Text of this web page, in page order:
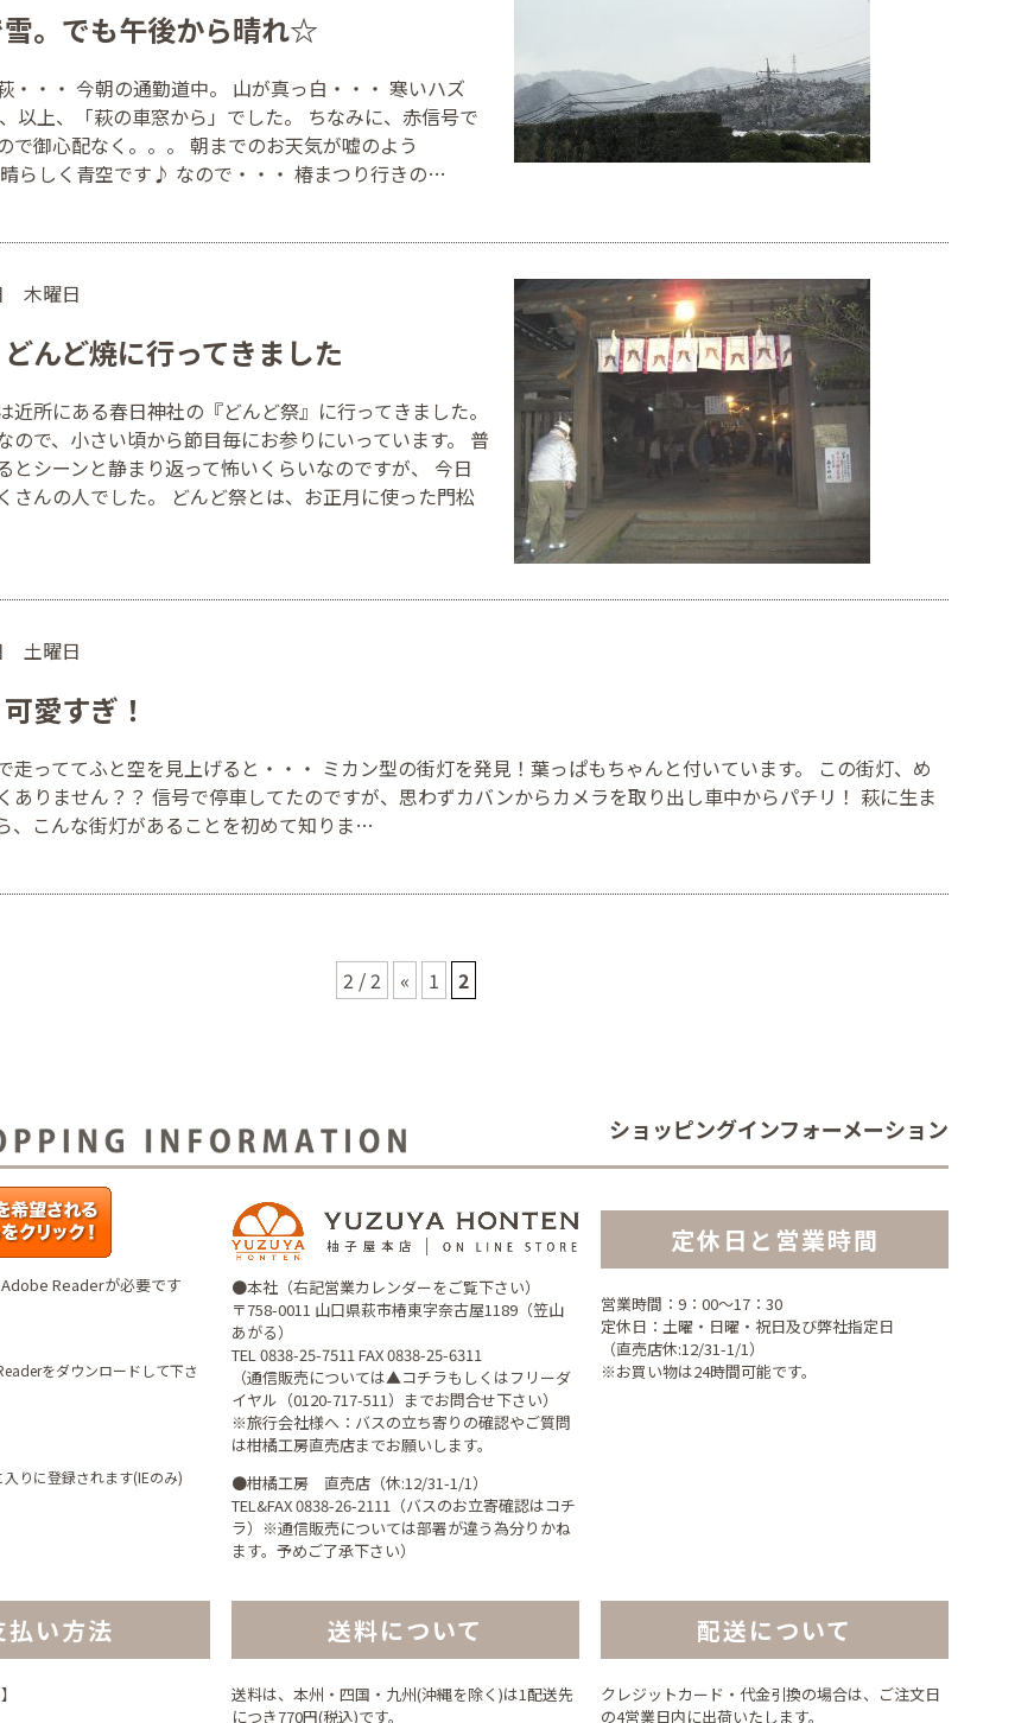
。でも午後から晴れ☆
・・・ 今朝の通勤道中。 山が真っ白・・・ 寒いハズ
以上、「萩の車窓から」でした。 ちなみに、赤信号で
で御心配なく。。。 朝までのお天気が嘘のよう
らしく青空です♪ なので・・・ 椿まつり行きの…
木曜日
んど焼に行ってきました
近所にある春日神社の『どんど祭』に行ってきました。
ので、小さい頃から節目毎にお参りにいっています。 普
とシーンと静まり返って怖いくらいなのですが、 今日
さんの人でした。 どんど祭とは、お正月に使った門松
土曜日
愛すぎ！
走っててふと空を見上げると・・・ ミカン型の街灯を発見！葉っぱもちゃんと付いています。 この街灯、め
ありません？？ 信号で停車してたのですが、思わずカバンからカメラを取り出し車中からパチリ！ 萩に生ま
、こんな街灯があることを初めて知りま…
2 / 2 « 1 2
ショッピングインフォーメーション
Readerが必要です
をダウンロードして下さ
りに登録されます(IEのみ)
●本社（右記営業カレンダーをご覧下さい）
〒758-0011 山口県萩市椿東字奈古屋1189（笠山
あがる）
TEL 0838-25-7511 FAX 0838-25-6311
（通信販売については▲コチラもしくはフリーダ
イヤル（0120-717-511）までお問合せ下さい）
※旅行会社様へ：バスの立ち寄りの確認やご質問
は柑橘工房直売店までお願いします。
●柑橘工房 直売店（休:12/31-1/1）
TEL&FAX 0838-26-2111（バスのお立寄確認はコチ
ラ）※通信販売については部署が違う為分りかね
ます。予めご了承下さい）
定休日と営業時間
営業時間：9：00～17：30
定休日：土曜・日曜・祝日及び弊社指定日
（直売店休:12/31-1/1）
※お買い物は24時間可能です。
払い方法 送料について
送料は、本州・四国・九州(沖縄を除く)は1配送先
につき770円(税込)です。
配送について
クレジットカード・代金引換の場合は、ご注文日
の4営業日内に出荷いたします。